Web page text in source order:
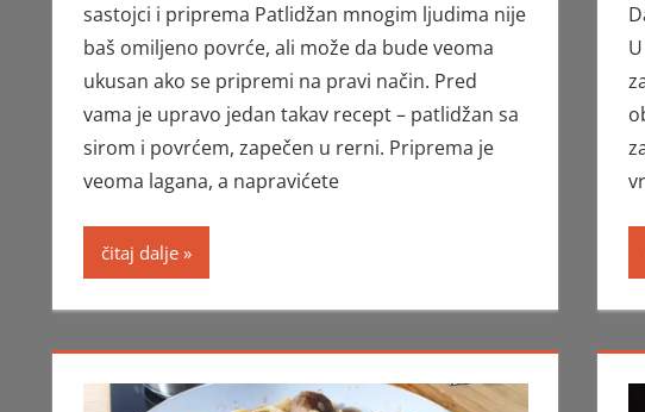
sastojci i priprema Patlidžan mnogim ljudima nije
baš omiljeno povrće, ali može da bude veoma
ukusan ako se pripremi na pravi način. Pred
vama je upravo jedan takav recept – patlidžan sa
sirom i povrćem, zapečen u rerni. Priprema je
veoma lagana, a napravićete
čitaj dalje